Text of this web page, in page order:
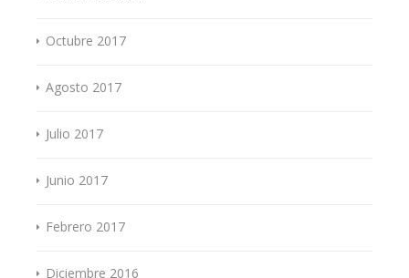
Octubre 2017
Agosto 2017
Julio 2017
Junio 2017
Febrero 2017
Diciembre 2016